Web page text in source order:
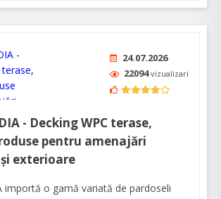
24.07.2026
22094vizualizari
- Decking WPC terase,
pentru amenajări
exterioare
importă o gamă variată de pardoseli